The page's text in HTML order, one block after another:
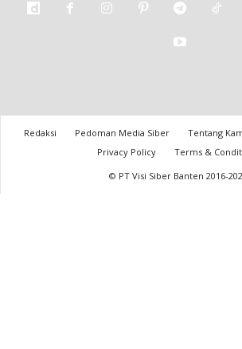
Redaksi Pedoman Media Siber Tentang
Privacy Policy
Terms &
© PT Visi Siber Banten 2016-